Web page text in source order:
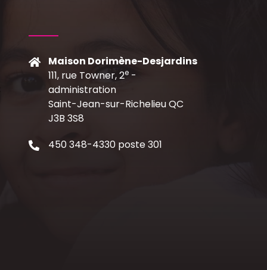
Maison Dorimène-Desjardins
111, rue Towner, 2e -
administration
Saint-Jean-sur-Richelieu QC
J3B 3S8
450 348-4330 poste 301